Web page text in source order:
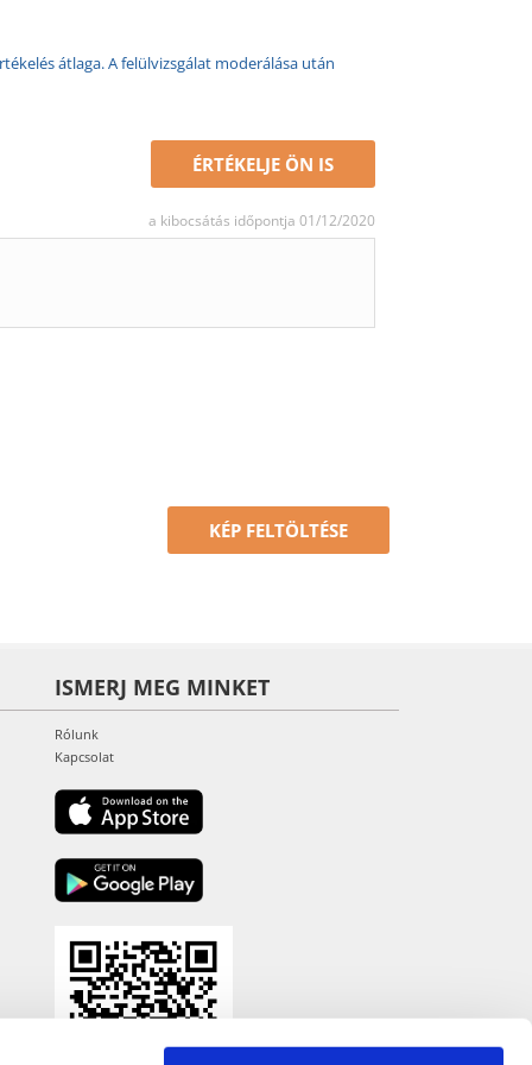
átlaga. A felülvizsgálat moderálása után
ÉRTÉKELJE ÖN IS
a kibocsátás időpontja 01/12/2020
KÉP FELTÖLTÉSE
ISMERJ MEG MINKET
Rólunk
Kapcsolat